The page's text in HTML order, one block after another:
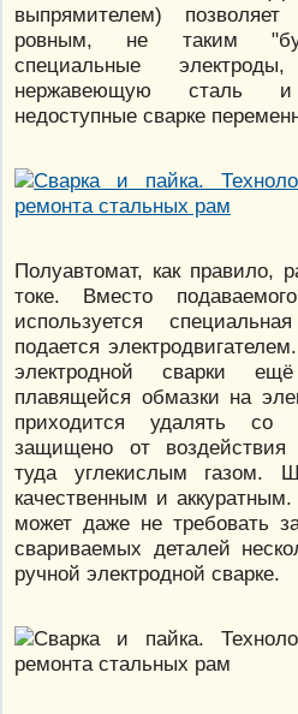
выпрямителем)
ровным, не таким
специальные
нержавеющую сталь
недоступные сварке
Полуавтомат, как правило,
токе. Вместо
используется
подается
электродной сварки
плавящейся обмазки на
приходится удалять
защищено от
туда углекислым газом.
качественным и
может даже не требовать
свариваемых деталей
ручной электродной сварке.